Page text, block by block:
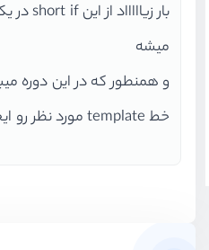
میشه
و همنطور که در این دوره
خط template مورد نظر رو ایجاد کرد